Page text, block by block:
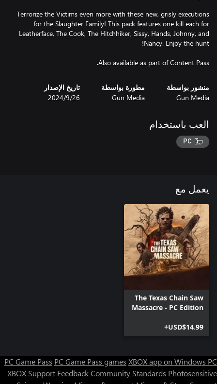
Terrorize the Victims even more with these new, grisly executions
for the Slaughter Family! This pack features one kill each for
Leatherface, The Cook, The Hitchhiker, Sissy, Hands, Johnny, and
Also available as part of Content Pass.
منشور بواسطة
Gun Media
مطورة بواسطة
Gun Media
تاريخ الإصدار
26‏/9‏/2024
العب باستخدام
PC
يعمل مع
The Texas Chain Saw
Massacre - PC Edition
USD$14.99+
PC Game Pass PC Game Pass games XBOX app on Windows PC
XBOX Support FeedbackCommunity Standards Photosensitive